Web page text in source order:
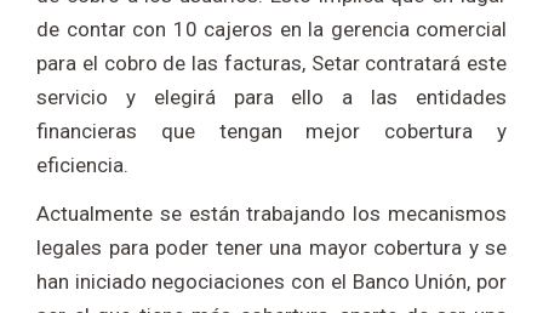
de contar con 10 cajeros en la gerencia comercial
para el cobro de las facturas, Setar contratará este
servicio y elegirá para ello a las entidades
financieras que tengan mejor cobertura y
eficiencia.
Actualmente se están trabajando los mecanismos
legales para poder tener una mayor cobertura y se
han iniciado negociaciones con el Banco Unión, por